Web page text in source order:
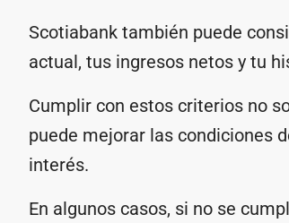
Scotiabank también puede
actual, tus ingresos netos y tu
Cumplir con estos criterios no
puede mejorar las condiciones
interés.
En algunos casos, si no se